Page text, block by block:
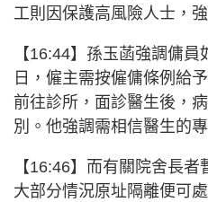
工則因保護高風險人士，
【16:44】孫玉菡強調傭
日，僱主需按僱傭條例給
前往診所，面診醫生後，
別。他強調需相信醫生的
【16:46】而有關院舍長
大部分情況原址隔離便可